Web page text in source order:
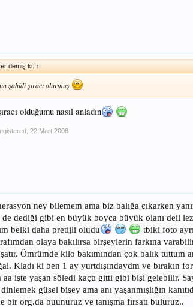
demiş ki: ↑
şahidi şıracı olurmuş
olduğumu nasıl anladın
22 Mart 2008
ney bilemem ama biz balığa çıkarken
de dediği gibi en büyük boyca büyük olanı deil
belki daha pretijli oludu
tbiki foto
olaya bakılırsa birşeylerin farkına
Ömrümde kilo bakımından çok balık
Kladı ki ben 1 ay yurtdışındaydm ve
aa işte yaşan söledi kaçtı gitti gibi bişi gelebilir.
güsel bişey ama anı yaşanmışlığın
bir org.da buunuruz ve tanışma fırsatı buluruz..